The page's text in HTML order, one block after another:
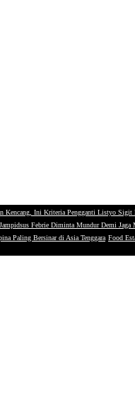
Kencang, Ini Kriteria Pengganti Listyo Sigit
Jampidsus Febrie Diminta Mundur Demi Jaga
Paling Bersinar di Asia Tenggara Food
di